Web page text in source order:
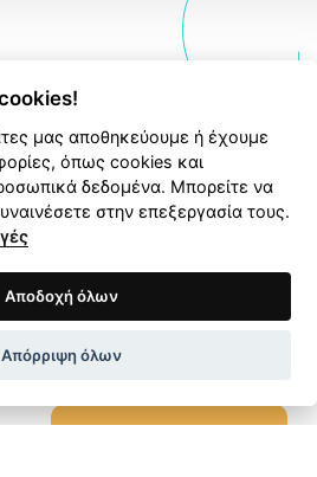
για το
και να εξελίξουμε την
Copyright © 2026 All rights
Πολιτική Απορρήτου
μας αποθηκεύουμε ή έχουμε
όπως cookies και
δεδομένα. Μπορείτε να
στην επεξεργασία τους.
Αποδοχή όλων
Απόρριψη όλων